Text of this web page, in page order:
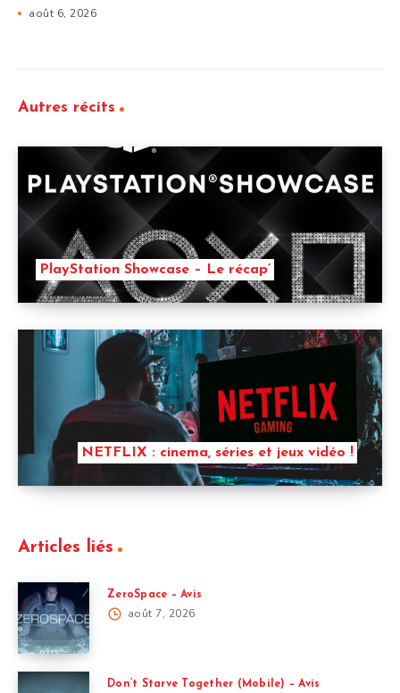
août 6, 2026
Autres récits
PlayStation Showcase – Le récap’
NETFLIX : cinema, séries et jeux vidéo !
Articles liés
ZeroSpace – Avis
août 7, 2026
Don’t Starve Together (Mobile) – Avis